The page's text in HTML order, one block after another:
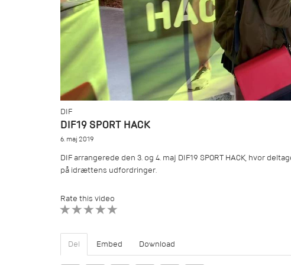
DIF
DIF19 SPORT HACK
6. maj 2019
DIF arrangerede den 3. og 4. maj DIF19 SPORT HACK, hvor
på idrættens udfordringer.
Rate this video
Del Embed Download